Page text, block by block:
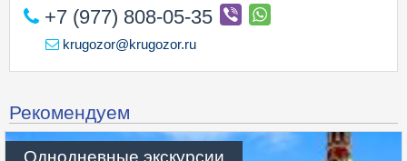
+7 (977) 808-05-35
krugozor@krugozor.ru
Рекомендуем
Однодневные экскурсии